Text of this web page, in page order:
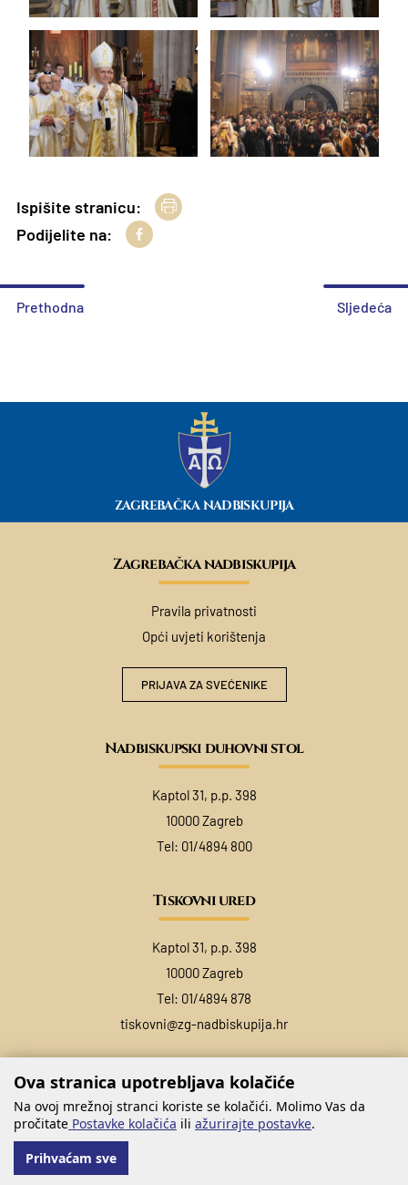
Ispišite stranicu:
Podijelite na:
Prethodna Sljedeća
ZAGREBAČKA NADBISKUPIJA
Zagrebačka nadbiskupija
Pravila privatnosti
Opći uvjeti korištenja
PRIJAVA ZA SVEĆENIKE
Nadbiskupski duhovni stol
Kaptol 31, p.p. 398
10000 Zagreb
Tel: 01/4894 800
Tiskovni ured
Kaptol 31, p.p. 398
10000 Zagreb
Tel: 01/4894 878
tiskovni@zg-nadbiskupija.hr
Ova stranica upotrebljava kolačiće
Na ovoj mrežnoj stranci koriste se kolačići. Molimo Vas da
pročitate Postavke kolačića ili ažurirajte postavke.
Prihvaćam sve